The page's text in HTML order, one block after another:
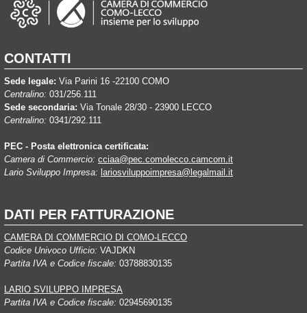
CONTATTI
Sede legale: Via Parini 16 -22100 COMO
Centralino: 031/256.111
Sede secondaria: Via Tonale 28/30 - 23900 LECCO
Centralino: 0341/292.111
PEC - Posta elettronica certificata:
Camera di Commercio: cciaa@pec.comolecco.camcom.it
Lario Sviluppo Impresa: lariosviluppoimpresa@legalmail.it
DATI PER FATTURAZIONE
CAMERA DI COMMERCIO DI COMO-LECCO
Codice Univoco Ufficio: VAJDKN
Partita IVA e Codice fiscale: 03788830135
LARIO SVILUPPO IMPRESA
Partita IVA e Codice fiscale: 02945690135